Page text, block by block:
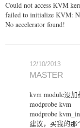
Could not access KVM
failed to initialize KVM:
No accelerator found!
12/10/2013
MASTER
kvm module没加
modprobe kvm
modprobe
建议，买我的那